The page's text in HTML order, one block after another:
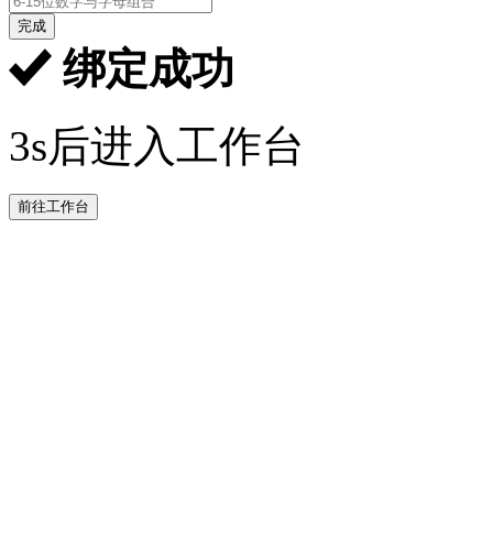
完成
绑定成功
3s后进入工作台
前往工作台